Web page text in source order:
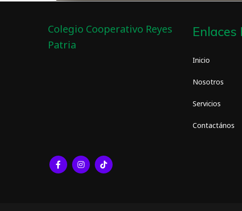
Colegio Cooperativo Reyes
Patria
Enlaces
Inicio
Nosotros
Servicios
Contactános